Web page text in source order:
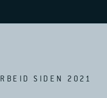
SIDEN 2021